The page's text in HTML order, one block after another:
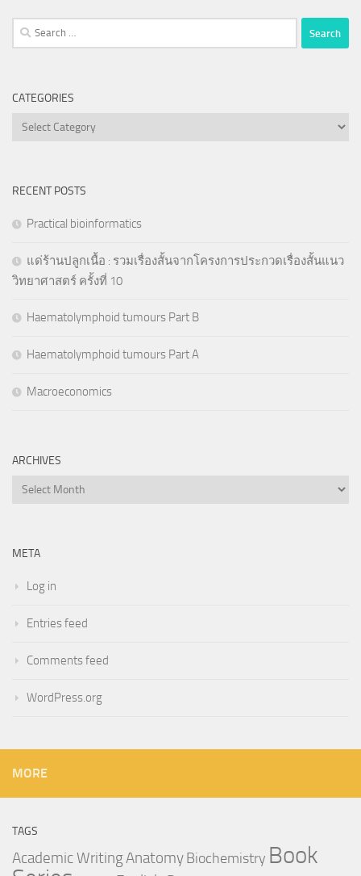
Search
for:
CATEGORIES
Categories
RECENT POSTS
Practical bioinformatics
แด่ร้านปลูกเนื้อ : รวมเรื่องสั้นจากโครงการประกวดเรื่องสั้นแนว
วิทยาศาสตร์ ครั้งที่ 10
Haematolymphoid tumours Part B
Haematolymphoid tumours Part A
Macroeconomics
ARCHIVES
Archives
META
Log in
Entries feed
Comments feed
WordPress.org
MORE
TAGS
Academic WritingAnatomy Biochemistry Book